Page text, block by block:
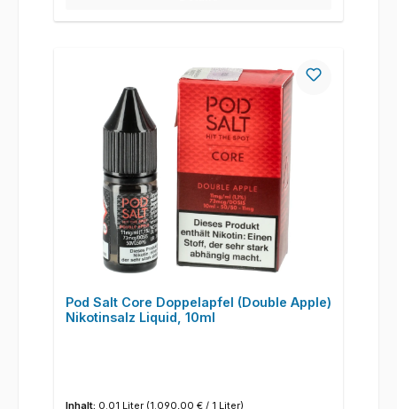
Pod Salt Core Doppelapfel (Double Apple)
Nikotinsalz Liquid, 10ml
Inhalt: 0.01 Liter (1.090,00 € / 1 Liter)